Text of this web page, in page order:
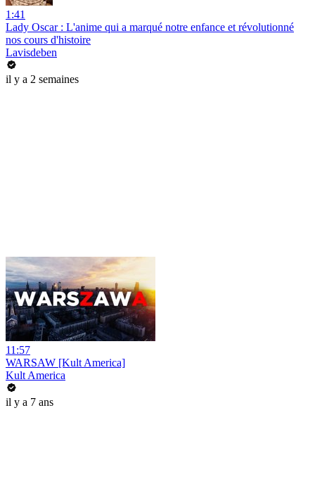
1:41
Lady Oscar : L'anime qui a marqué notre enfance et révolutionné
nos cours d'histoire
Lavisdeben
il y a 2 semaines
11:57
WARSAW [Kult America]
Kult America
il y a 7 ans